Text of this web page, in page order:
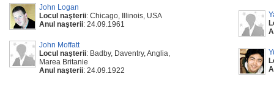
John Logan
Locul naşterii: Chicago, Illinois, USA
Anul naşterii: 24.09.1961
John Moffatt
Locul naşterii: Badby, Daventry, Anglia,
Marea Britanie
Anul naşterii: 24.09.1922